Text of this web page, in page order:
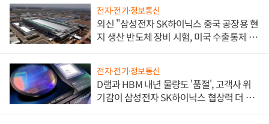
전자·전기·정보통신
외신 "삼성전자 SK하이닉스 중국 공장용 현
지 생산 반도체 장비 시험, 미국 수출통제 대
전자·전기·정보통신
D램과 HBM 내년 물량도 '품절', 고객사 위
기감이 삼성전자 SK하이닉스 협상력 더 키